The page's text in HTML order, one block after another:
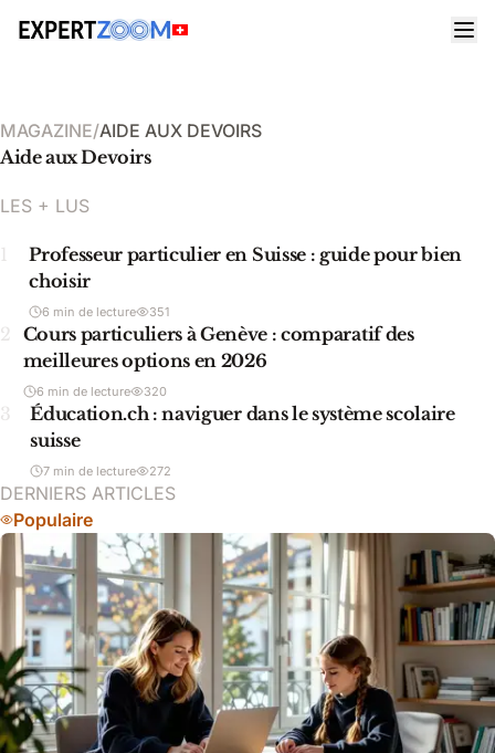
MAGAZINE/AIDE AUX DEVOIRS
Aide aux Devoirs
LES + LUS
1
Professeur particulier en Suisse : guide pour bien
choisir
6 min de lecture 351
2
Cours particuliers à Genève : comparatif des
meilleures options en 2026
6 min de lecture 320
3
Éducation.ch : naviguer dans le système scolaire
suisse
7 min de lecture 272
DERNIERS ARTICLES
Populaire